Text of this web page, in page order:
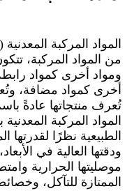
المواد المركبة
من المواد المركبة،
ومواد أخرى كمواد
أخرى كمواد مضافة،
تُعرف منتجاتها عادةً
المواد المركبة المعدنية
الطبيعية نظرًا
ودقتها العالية في
موصليتها الحرارية
الممتازة للتآكل،